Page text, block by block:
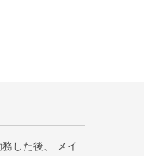
した後、 メイ